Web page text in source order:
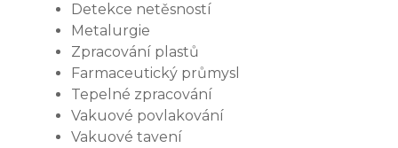
Detekce netěsností
Metalurgie
Zpracování plastů
Farmaceutický průmysl
Tepelné zpracování
Vakuové povlakování
Vakuové tavení